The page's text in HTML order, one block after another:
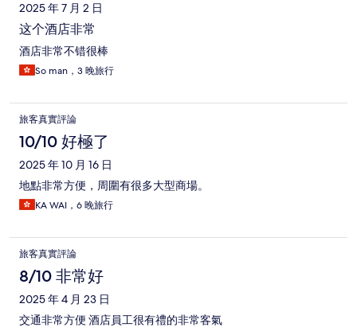
2025 年 7 月 2 日
这个酒店非常
酒店非常不错很棒
So man，3 晚旅行
旅客真實評論
10/10 好極了
2025 年 10 月 16 日
地點非常方便，周圍有很多大型商場。
KA WAI，6 晚旅行
旅客真實評論
8/10 非常好
2025 年 4 月 23 日
交通非常方便 酒店員工很有禮的非常客氣